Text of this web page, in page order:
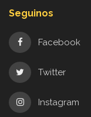
Seguinos
Facebook
Twitter
Instagram